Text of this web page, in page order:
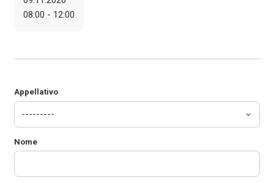
08:00 - 12:00
Appellativo
Nome